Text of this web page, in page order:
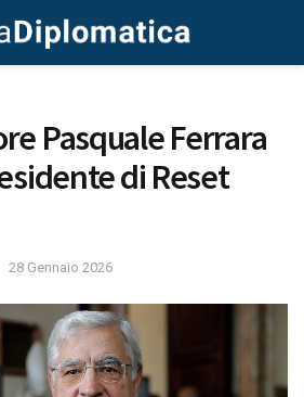
Pasquale Ferrara
di Reset
28 Gennaio 2026